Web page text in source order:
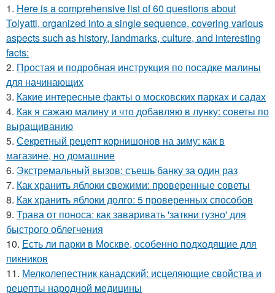
1. Here is a comprehensive list of 60 questions about
Tolyatti, organized into a single sequence, covering various
aspects such as history, landmarks, culture, and interesting
facts:
2. Простая и подробная инструкция по посадке малины
для начинающих
3. Какие интересные факты о московских парках и садах
4. Как я сажаю малину и что добавляю в лунку: советы по
выращиванию
5. Секретный рецепт корнишонов на зиму: как в
магазине, но домашние
6. Экстремальный вызов: съешь банку за один раз
7. Как хранить яблоки свежими: проверенные советы
8. Как хранить яблоки долго: 5 проверенных способов
9. Трава от поноса: как заваривать 'заткни гузно' для
быстрого облегчения
10. Есть ли парки в Москве, особенно подходящие для
пикников
11. Мелколепестник канадский: исцеляющие свойства и
рецепты народной медицины